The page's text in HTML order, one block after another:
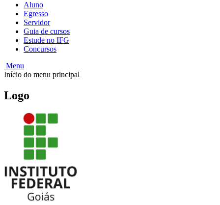
Aluno
Egresso
Servidor
Guia de cursos
Estude no IFG
Concursos
Menu
Início do menu principal
Logo